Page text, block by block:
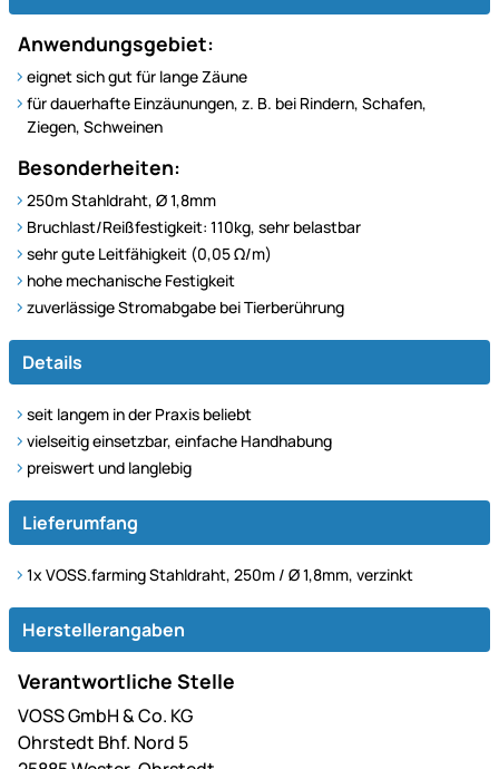
Anwendungsgebiet:
eignet sich gut für lange Zäune
für dauerhafte Einzäunungen, z. B. bei Rindern, Schafen,
Ziegen, Schweinen
Besonderheiten:
250m Stahldraht, Ø 1,8mm
Bruchlast/Reißfestigkeit: 110kg, sehr belastbar
sehr gute Leitfähigkeit (0,05 Ω/m)
hohe mechanische Festigkeit
zuverlässige Stromabgabe bei Tierberührung
Details
seit langem in der Praxis beliebt
vielseitig einsetzbar, einfache Handhabung
preiswert und langlebig
Lieferumfang
1x VOSS.farming Stahldraht, 250m / Ø 1,8mm, verzinkt
Herstellerangaben
Verantwortliche Stelle
VOSS GmbH & Co. KG
Ohrstedt Bhf. Nord 5